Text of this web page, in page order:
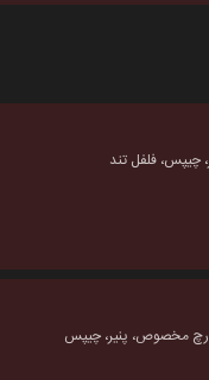
فلفل تند
مخصوص، پنیر، چیپس